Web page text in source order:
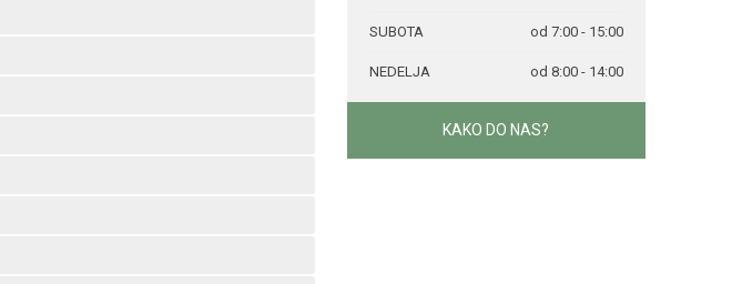
SUBOTA od 7:00 - 15:00
NEDELJA od 8:00 - 14:00
KAKO DO NAS?